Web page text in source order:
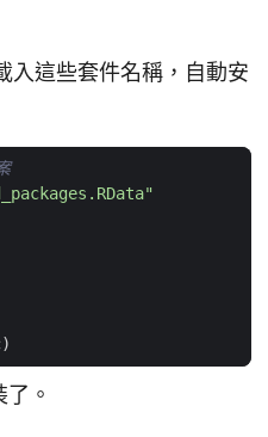
入這些套件名稱，自動安
)
。